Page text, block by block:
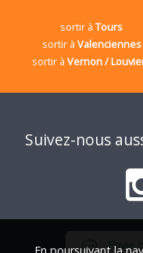
sortir àTours
sortir à Valenciennes
sortir àVernon /
Suivez-nous
Envie